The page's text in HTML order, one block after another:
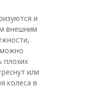
и
внешним
можно
плохих
или
колеса в